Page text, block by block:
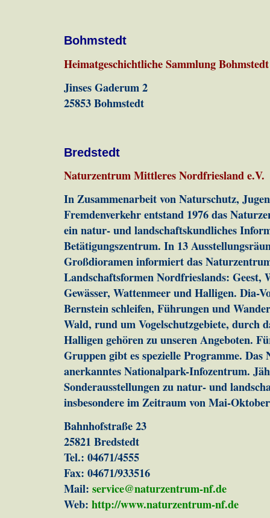
Bohmstedt
Heimatgeschichtliche Sammlung Bohmstedt
Jinses Gaderum 2
25853 Bohmstedt
Bredstedt
Naturzentrum Mittleres Nordfriesland e.V.
In Zusammenarbeit von Naturschutz,
Fremdenverkehr entstand 1976 das
ein natur- und landschaftskundliches
Betätigungszentrum. In 13
Großdioramen informiert das
Landschaftsformen Nordfrieslands: Geest,
Gewässer, Wattenmeer und Halligen. Dia-
Bernstein schleifen, Führungen und
Wald, rund um Vogelschutzgebiete, durch
Halligen gehören zu unseren Angeboten.
Gruppen gibt es spezielle Programme.
anerkanntes Nationalpark-Infozentrum.
Sonderausstellungen zu natur- und
insbesondere im Zeitraum von Mai-
Bahnhofstraße 23
25821 Bredstedt
Tel.: 04671/4555
Fax: 04671/933516
Mail:service@naturzentrum-nf.de
Web:http://www.naturzentrum-nf.de